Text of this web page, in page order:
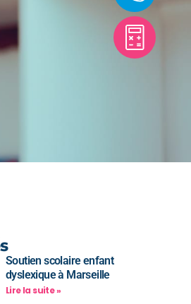
Soutien scolaire enfant
dyslexique à Marseille
Lire la suite »